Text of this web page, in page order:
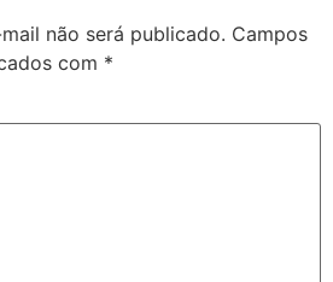
não será publicado. Campos
com *